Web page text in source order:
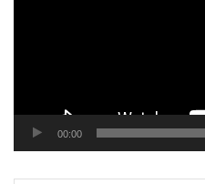
00:00